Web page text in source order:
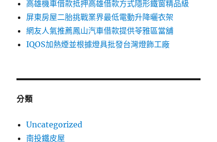
高雄機車借款抵押高雄借款方式隱形鐵窗精品級
屏東房屋二胎挑戰業界最低電動升降曬衣架
網友人氣推薦鳳山汽車借款提供苓雅區當舖
IQOS加熱煙並根據燈具批發台灣燈飾工廠
分類
Uncategorized
南投鐵皮屋